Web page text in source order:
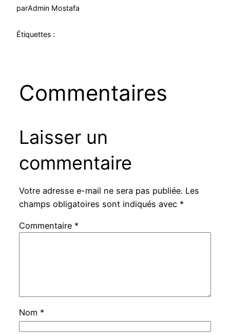
parAdmin Mostafa
Étiquettes :
Commentaires
Laisser un
commentaire
Votre adresse e-mail ne sera pas publiée. Les
champs obligatoires sont indiqués avec *
Commentaire *
Nom *